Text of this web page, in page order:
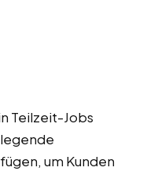
Teilzeit-Jobs
um Kunden